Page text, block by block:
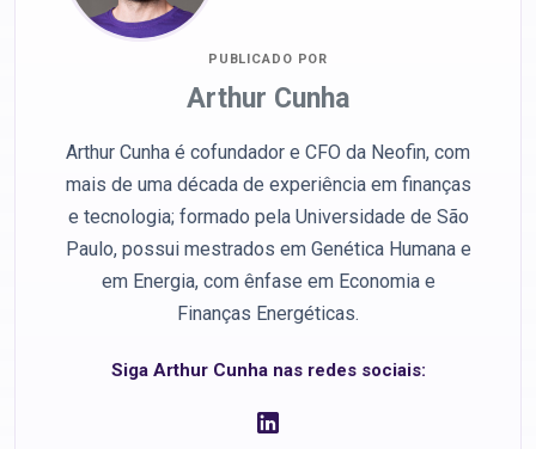
PUBLICADO POR
Arthur Cunha
Arthur Cunha é cofundador e CFO da Neofin, com
mais de uma década de experiência em finanças
e tecnologia; formado pela Universidade de São
Paulo, possui mestrados em Genética Humana e
em Energia, com ênfase em Economia e
Finanças Energéticas.
Siga Arthur Cunha nas redes sociais: